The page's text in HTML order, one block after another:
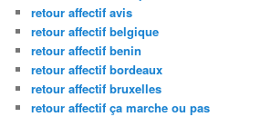
retour affectif avis
retour affectif belgique
retour affectif benin
retour affectif bordeaux
retour affectif bruxelles
retour affectif ça marche ou pas